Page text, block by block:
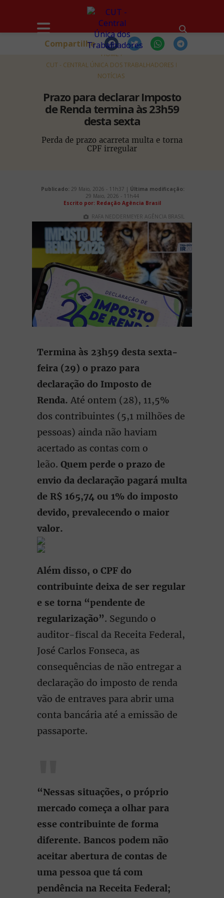
HOME
CUT - CENTRAL ÚNICA DOS TRABALHADORES
NOTÍCIAS
Prazo para declarar Imposto
de Renda termina às 23h59
desta sexta
Perda de prazo acarreta multa e torna
CPF irregular
Compartilhe
Publicado: 29 Maio, 2026 - 11h37 | Última modificação:
29 Maio, 2026 - 11h44
Escrito por: Redação Agência Brasil
RAFA NEDDERMEYER AGÊNCIA BRASIL
Termina às 23h59 desta sexta-
feira (29) o prazo para
declaração do Imposto de
Renda. Até ontem (28), 11,5%
dos contribuintes (5,1 milhões de
pessoas) ainda não haviam
acertado as contas com o
leão. Quem perde o prazo de
envio da declaração pagará multa
de R$ 165,74 ou 1% do imposto
devido, prevalecendo o maior
valor.
Além disso, o CPF do
contribuinte deixa de ser regular
e se torna “pendente de
regularização”. Segundo o
auditor-fiscal da Receita Federal,
José Carlos Fonseca, as
consequências de não entregar a
declaração do imposto de renda
vão de entraves para abrir uma
conta bancária até a emissão de
passaporte.
“Nessas situações, o próprio
mercado começa a olhar para
esse contribuinte de forma
diferente. Bancos podem não
aceitar abertura de contas de
uma pessoa que tá com
pendência na Receita Federal;